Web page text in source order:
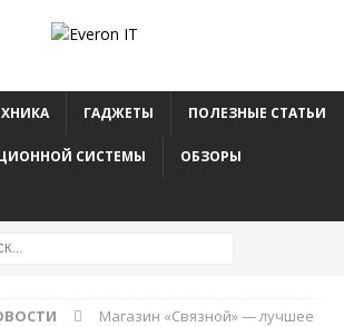
ГАДЖЕТЫ ПОЛЕЗНЫЕ СТАТЬИ
СИСТЕМЫ ОБЗОРЫ
Магазин «Связной» — лучшее